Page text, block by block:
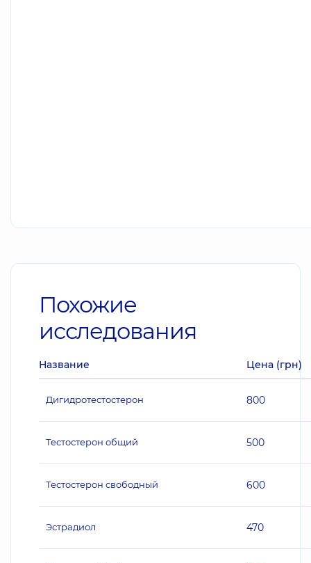
Похожие
исследования
Название Цена (грн)
Дигидротестостерон 800
Тестостерон общий 500
Тестостерон свободный 600
Эстрадиол 470